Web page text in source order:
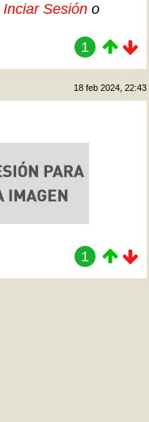
Inciar Sesión o
1
18 feb 2024, 22:43
1